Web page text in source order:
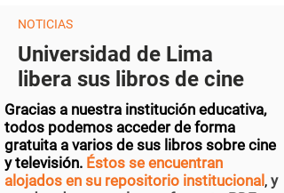
NOTICIAS
Universidad de Lima
libera sus libros de cine
Gracias a nuestra institución educativa,
todos podemos acceder de forma
gratuita a varios de sus libros sobre cine
y televisión. Éstos se encuentran
alojados en su repositorio institucional , y